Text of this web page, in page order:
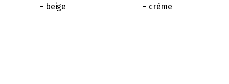
– beige
– crème